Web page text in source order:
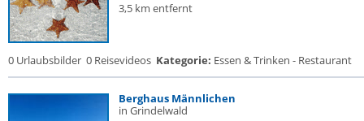
3,5 km entfernt
0 Urlaubsbilder 0 Reisevideos Kategorie: Essen & Trinken - Restaurant
Berghaus Männlichen
in Grindelwald